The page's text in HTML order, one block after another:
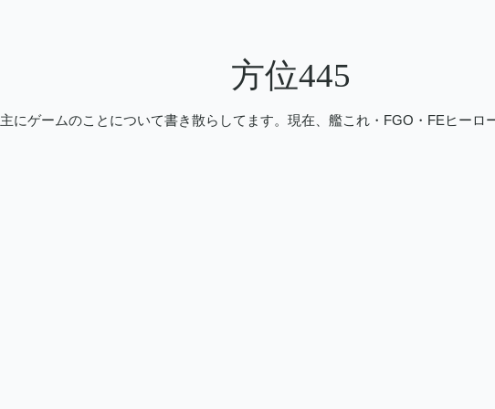
方位445
主にゲームのことについて書き散らしてます。現在、艦これ・FGO・FEヒーロ